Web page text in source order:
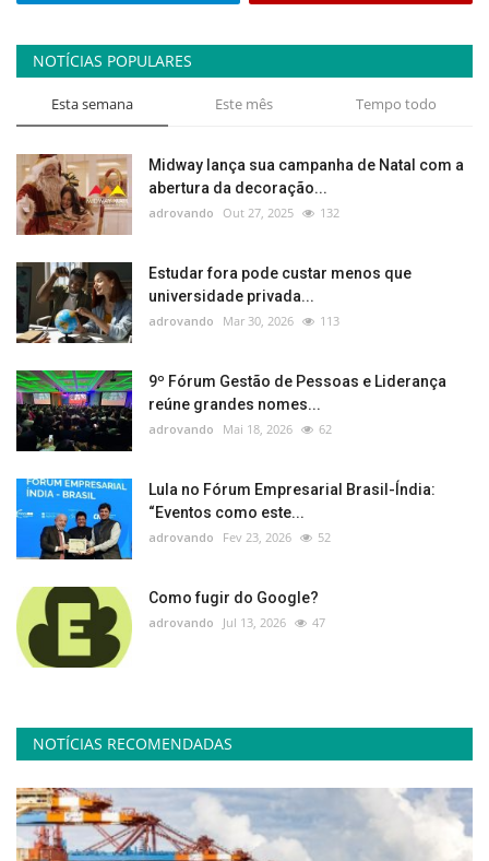
NOTÍCIAS POPULARES
Esta semana Este mês Tempo todo
Midway lança sua campanha de Natal com a
abertura da decoração...
adrovando Out 27, 2025 132
Estudar fora pode custar menos que
universidade privada...
adrovando Mar 30, 2026 113
9º Fórum Gestão de Pessoas e Liderança
reúne grandes nomes...
adrovando Mai 18, 2026 62
Lula no Fórum Empresarial Brasil-Índia:
“Eventos como este...
adrovando Fev 23, 2026 52
Como fugir do Google?
adrovando Jul 13, 2026 47
NOTÍCIAS RECOMENDADAS